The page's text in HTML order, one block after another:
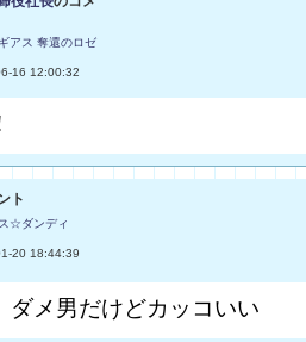
アス 奪還のロゼ
16 12:00:32
ト
☆ダンディ
20 18:44:39
メ男だけどカッコいい